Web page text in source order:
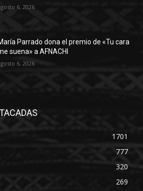
6, 2026
Parrado dona el premio de «Tu cara
suena» a AFNACHI
6, 2026
1701
777
320
269